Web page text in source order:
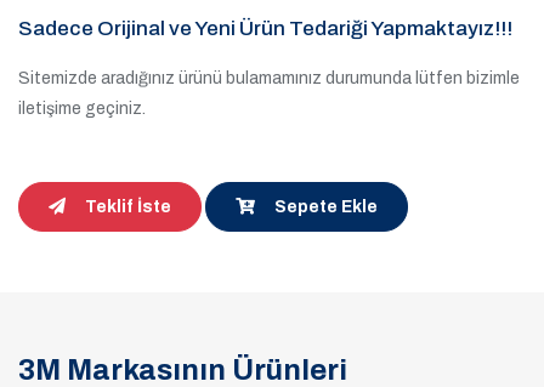
Sadece Orijinal ve Yeni Ürün Tedariği Yapmaktayız!!!
Sitemizde aradığınız ürünü bulamamınız durumunda lütfen bizimle
iletişime geçiniz.
Teklif İste Sepete Ekle
3M Markasının Ürünleri